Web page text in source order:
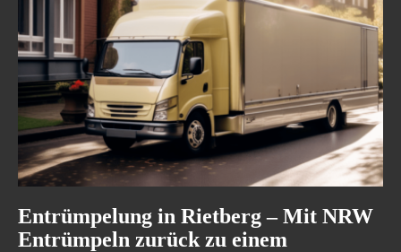
Entrümpelung in Rietberg – Mit NRW
Entrümpeln zurück zu einem